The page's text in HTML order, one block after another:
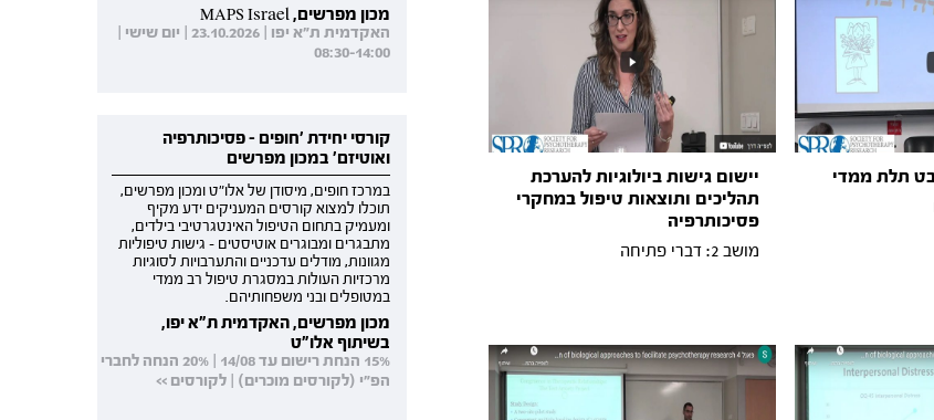
תלת ממדי
יישום גישות ביולוגיות להערכת
תהליכים ותוצאות טיפול במחקרי
פסיכותרפיה
מושב 2: דברי פתיחה
מכון מפרשים, MAPS Israel
האקדמית ת"א יפו | 23.10.2026 | יום שישי |
08:30-14:00
קורסי יחידת 'חופים - פסיכותרפיה
ואוטיזם' במכון מפרשים
במרכז חופים, מיסודן של אלו"ט ומכון מפרשים,
תוכלו למצוא קורסים המעניקים ידע מקיף
ומעמיק בתחום הטיפול האינטגרטיבי בילדים,
מתבגרים ומבוגרים אוטיסטים - גישות טיפוליות
מגוונות, מודלים עדכניים והתערבויות לסוגיות
מרכזיות העולות במסגרת טיפול רב ממדי
במטופלים ובני משפחותיהם.
מכון מפרשים, האקדמית ת"א יפו,
בשיתוף אלו"ט
15% הנחת רישום עד 14/08 | 20% הנחה לחברי
הפ"י (לקורסים מוכרים) | לקורסים >>